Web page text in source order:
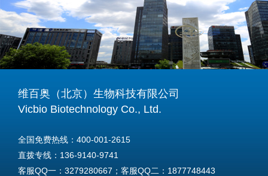
维百奥（北京）生物科技有限公司
Vicbio Biotechnology Co., Ltd.
全国免费热线：400-001-2615
直拨专线：136-9140-9741
客服QQ一：3279280667；客服QQ二：1877748443